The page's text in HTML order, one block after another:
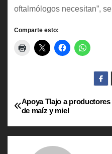
oftalmólogos necesitan”,
Comparte esto:
N
a
Apoya Tlajo a productores
de maíz y miel